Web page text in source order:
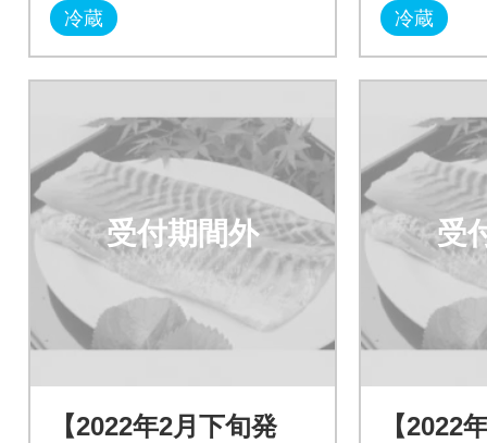
冷蔵 冷蔵
受付期間外
【2022年2月下旬発
受
【2022